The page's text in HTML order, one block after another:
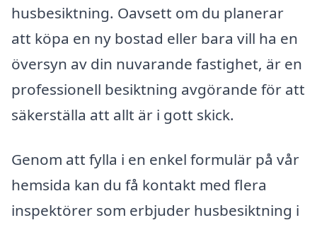
husbesiktning. Oavsett om du planerar
att köpa en ny bostad eller bara vill ha en
översyn av din nuvarande fastighet, är en
professionell besiktning avgörande för att
säkerställa att allt är i gott skick.
Genom att fylla i en enkel formulär på vår
hemsida kan du få kontakt med flera
inspektörer som erbjuder husbesiktning i